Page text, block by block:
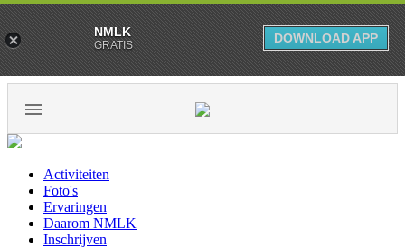
Activiteiten
Foto's
Ervaringen
Daarom NMLK
Inschrijven
NMLK
GRATIS DOWNLOAD APP